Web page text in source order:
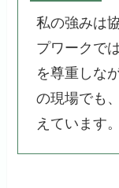
私の強みは
プワークで
を尊重しな
の現場でも
えています。